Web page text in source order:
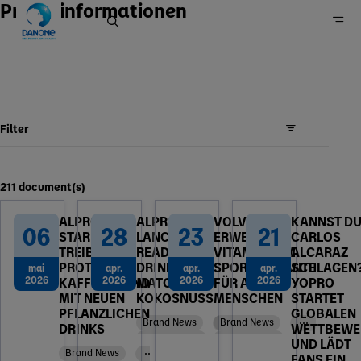
Presseinformationen
Filter
211 document(s)
06
mai
2026
ALPRO UND
STARBUCKS
TREIBEN
PROTEIN-
KAFFEE-TREND
MIT NEUEN
PFLANZLICHEN
DRINKS
Brand News
28
apr.
2026
ALPRO
LANCIERT
READY TO
DRINK
MATCHA MIT
KOKOSNUSS
Brand News
Deutschland
23
apr.
2026
VOLVIC
ERWEITERT
VITAMIN+ UM
SPORTVARIANTE
FÜR AKTIVE
MENSCHEN
Brand News
Deutschland
21
apr.
2026
KANNST DU
CARLOS
ALCARAZ
YOPRO
STARTET
GLOBALEN
UND LÄDT